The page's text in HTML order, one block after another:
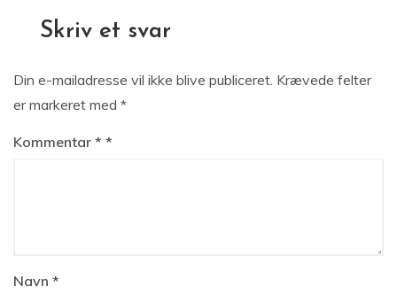
Skriv et svar
Din e-mailadresse vil ikke blive publiceret. Krævede felter
er markeret med *
Kommentar *
Navn *